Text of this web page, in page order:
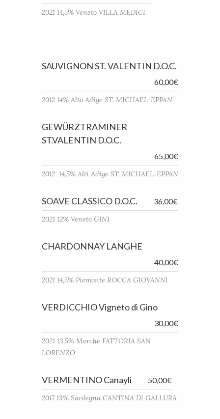
2021 14,5% Veneto VILLA MEDICI
SAUVIGNON ST. VALENTIN D.O.C.
60,00€
2012 14% Alto Adige ST. MICHAEL-EPPAN
GEWÜRZTRAMINER
ST.VALENTIN D.O.C.
65,00€
2012 14,5% Alti Adige ST. MICHAEL-EPPAN
SOAVE CLASSICO D.O.C. 36,00€
2021 12% Veneto GINI
CHARDONNAY LANGHE
40,00€
2021 14,5% Piemonte ROCCA GIOVANNI
VERDICCHIO Vigneto di Gino
30,00€
2021 13,5% Marche FATTORIA SAN
LORENZO
VERMENTINO Canayli 50,00€
2017 13% Sardegna CANTINA DI GALLURA